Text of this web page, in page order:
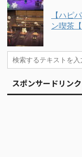
【ハピ
ン喫茶
スポンサードリンク